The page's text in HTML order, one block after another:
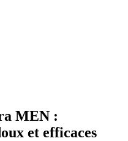
MEN :
et efficaces